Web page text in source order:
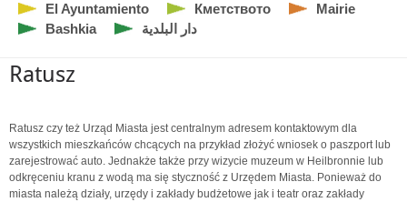
El Ayuntamiento
Кметството
Mairie
Bashkia
دار البلدية
Ratusz
Ratusz czy też Urząd Miasta jest centralnym adresem kontaktowym dla
wszystkich mieszkańców chcących na przykład złożyć wniosek o paszport lub
zarejestrować auto. Jednakże także przy wizycie muzeum w Heilbronnie lub
odkręceniu kranu z wodą ma się styczność z Urzędem Miasta. Ponieważ do
miasta należą działy, urzędy i zakłady budżetowe jak i teatr oraz zakłady